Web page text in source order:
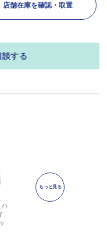
店舗在庫を確認・取置
する
ハ
もっと見る